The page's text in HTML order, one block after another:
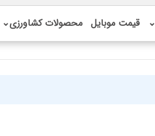
⌄ قیمت موبایل محصولات کشاورزی⌄